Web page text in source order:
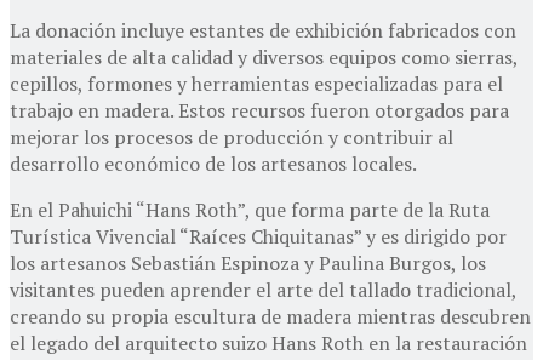
La donación incluye estantes de exhibición fabricados con
materiales de alta calidad y diversos equipos como sierras,
cepillos, formones y herramientas especializadas para el
trabajo en madera. Estos recursos fueron otorgados para
mejorar los procesos de producción y contribuir al
desarrollo económico de los artesanos locales.
En el Pahuichi “Hans Roth”, que forma parte de la Ruta
Turística Vivencial “Raíces Chiquitanas” y es dirigido por
los artesanos Sebastián Espinoza y Paulina Burgos, los
visitantes pueden aprender el arte del tallado tradicional,
creando su propia escultura de madera mientras descubren
el legado del arquitecto suizo Hans Roth en la restauración